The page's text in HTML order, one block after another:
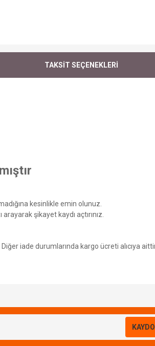
TAKSİT SEÇENEKLERİ
kesinlikle emin olunuz.
şikayet kaydı açtırınız.
iade durumlarında kargo ücreti alıcıya